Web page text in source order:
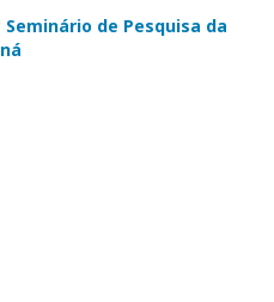
Seminário de Pesquisa da